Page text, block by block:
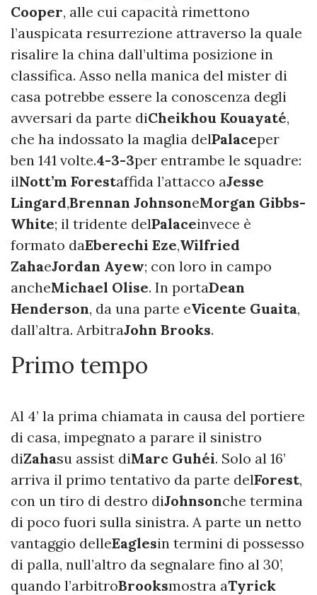
Cooper, alle cui capacità rimettono
l’auspicata resurrezione attraverso la quale
risalire la china dall’ultima posizione in
classifica. Asso nella manica del mister di
casa potrebbe essere la conoscenza degli
avversari da parte diCheikhou Kouayaté,
che ha indossato la maglia delPalaceper
ben 141 volte.4-3-3per entrambe le squadre:
ilNott’m Forestaffida l’attacco aJesse
Lingard,Brennan JohnsoneMorgan Gibbs-
White; il tridente delPalaceinvece è
formato daEberechi Eze,Wilfried
ZahaeJordan Ayew; con loro in campo
ancheMichael Olise. In portaDean
Henderson, da una parte eVicente Guaita,
dall’altra. ArbitraJohn Brooks.
Primo tempo
Al 4’ la prima chiamata in causa del portiere
di casa, impegnato a parare il sinistro
diZahasu assist diMarc Guhéi. Solo al 16’
arriva il primo tentativo da parte delForest,
con un tiro di destro diJohnsonche termina
di poco fuori sulla sinistra. A parte un netto
vantaggio delleEaglesin termini di possesso
di palla, null’altro da segnalare fino al 30’,
quando l’arbitroBrooksmostra aTyrick